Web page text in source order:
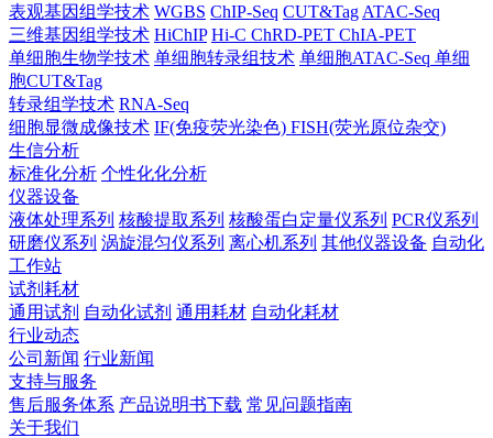
表观基因组学技术 WGBS ChIP-Seq CUT&Tag ATAC-Seq
三维基因组学技术 HiChIP Hi-C ChRD-PET ChIA-PET
单细胞生物学技术 单细胞转录组技术 单细胞ATAC-Seq 单细
胞CUT&Tag
转录组学技术 RNA-Seq
细胞显微成像技术 IF(免疫荧光染色) FISH(荧光原位杂交)
生信分析
标准化分析 个性化化分析
仪器设备
液体处理系列 核酸提取系列 核酸蛋白定量仪系列 PCR仪系列
研磨仪系列 涡旋混匀仪系列 离心机系列 其他仪器设备 自动化
工作站
试剂耗材
通用试剂 自动化试剂 通用耗材 自动化耗材
行业动态
公司新闻 行业新闻
支持与服务
售后服务体系 产品说明书下载 常见问题指南
关于我们